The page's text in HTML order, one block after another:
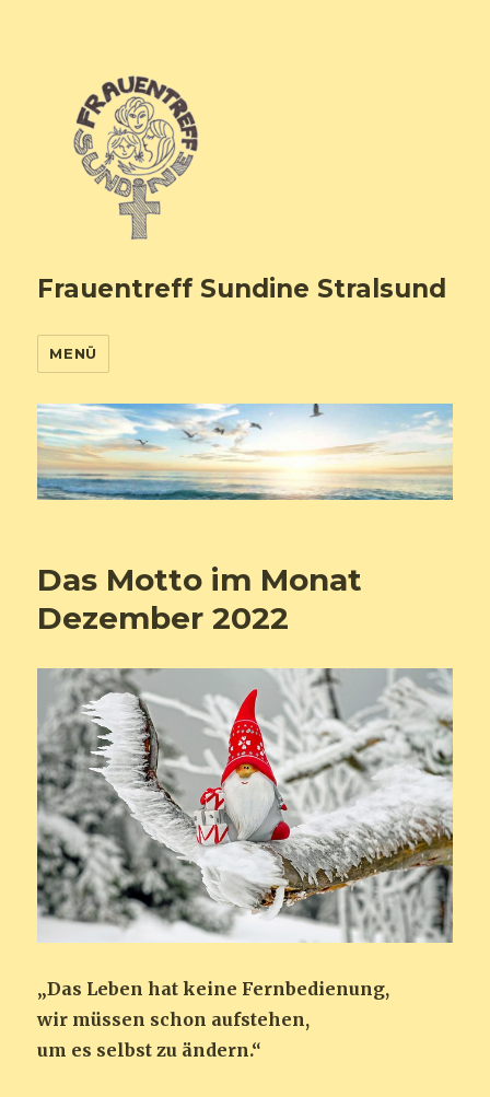
Frauentreff Sundine Stralsund
MENÜ
Das Motto im Monat
Dezember 2022
„Das Leben hat keine Fernbedienung,
wir müssen schon aufstehen,
um es selbst zu ändern.“